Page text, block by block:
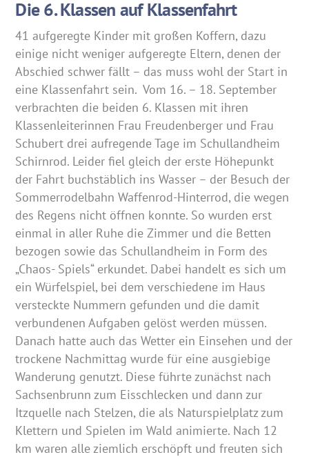
Die 6. Klassen auf Klassenfahrt
41 aufgeregte Kinder mit großen Koffern, dazu
einige nicht weniger aufgeregte Eltern, denen der
Abschied schwer fällt – das muss wohl der Start in
eine Klassenfahrt sein. Vom 16. – 18. September
verbrachten die beiden 6. Klassen mit ihren
Klassenleiterinnen Frau Freudenberger und Frau
Schubert drei aufregende Tage im Schullandheim
Schirnrod. Leider fiel gleich der erste Höhepunkt
der Fahrt buchstäblich ins Wasser – der Besuch der
Sommerrodelbahn Waffenrod-Hinterrod, die wegen
des Regens nicht öffnen konnte. So wurden erst
einmal in aller Ruhe die Zimmer und die Betten
bezogen sowie das Schullandheim in Form des
„Chaos- Spiels“ erkundet. Dabei handelt es sich um
ein Würfelspiel, bei dem verschiedene im Haus
versteckte Nummern gefunden und die damit
verbundenen Aufgaben gelöst werden müssen.
Danach hatte auch das Wetter ein Einsehen und der
trockene Nachmittag wurde für eine ausgiebige
Wanderung genutzt. Diese führte zunächst nach
Sachsenbrunn zum Eisschlecken und dann zur
Itzquelle nach Stelzen, die als Naturspielplatz zum
Klettern und Spielen im Wald animierte. Nach 12
km waren alle ziemlich erschöpft und freuten sich